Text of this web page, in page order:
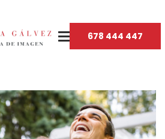
678 444 447